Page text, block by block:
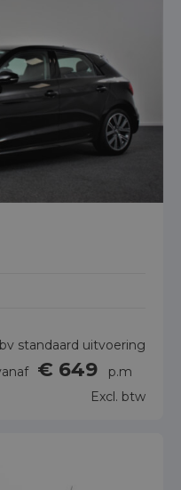
standaard uitvoering
€ 649
p.m
Excl. btw